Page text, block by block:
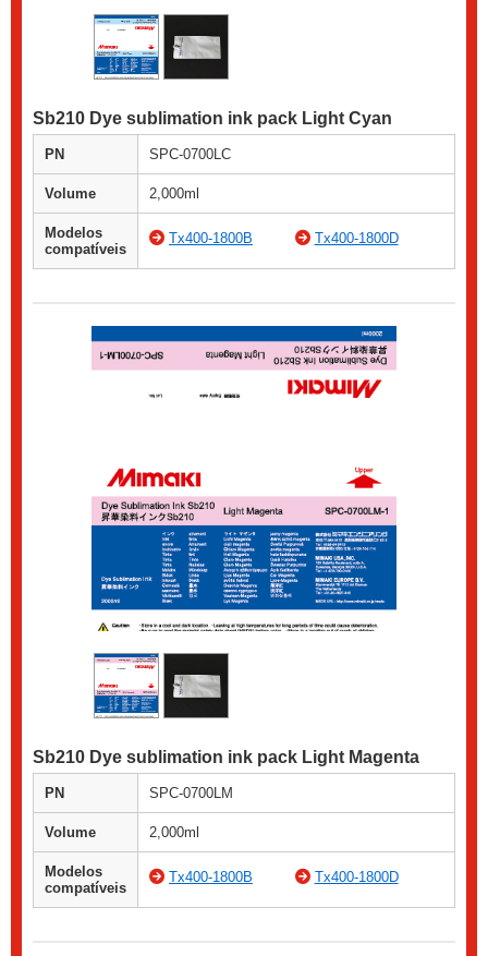
Sb210 Dye sublimation ink pack Light Cyan
PN SPC-0700LC
Volume 2,000ml
Modelos
compatíveis
Tx400-1800B Tx400-1800D
Sb210 Dye sublimation ink pack Light Magenta
PN SPC-0700LM
Volume 2,000ml
Modelos
compatíveis
Tx400-1800B Tx400-1800D